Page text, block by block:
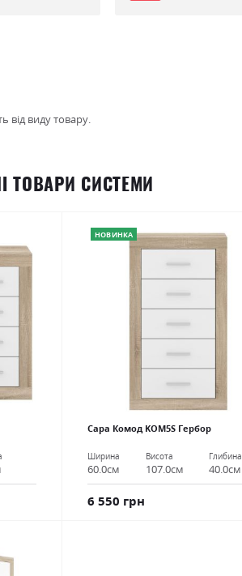
від виду товару.
ТОВАРИ СИСТЕМИ
НОВИНКА
Сара Комод KOM5S Гербор
Ширина
60.0см
Висота
107.0см
Глибина
40.0см
6 550 грн